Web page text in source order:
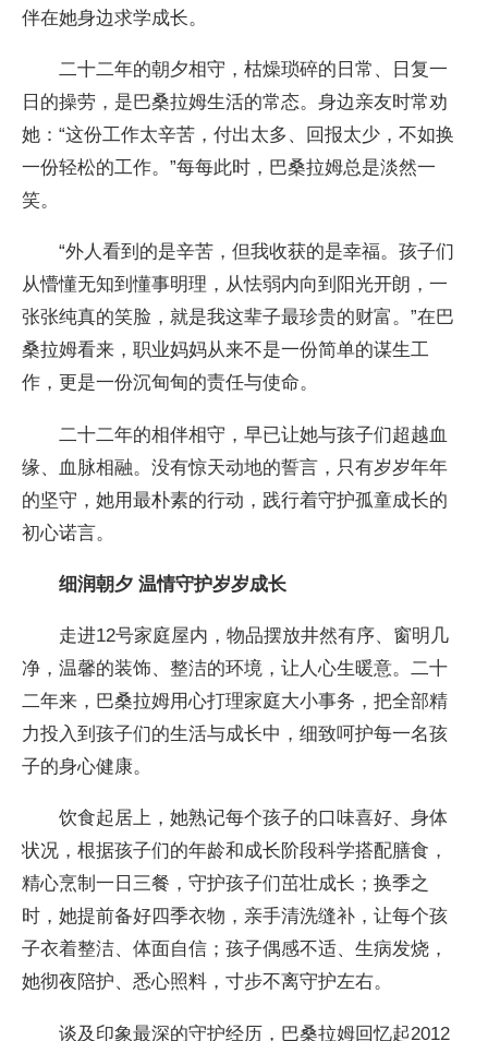
伴在她身边求学成长。
二十二年的朝夕相守，枯燥琐碎的日常、日复一
日的操劳，是巴桑拉姆生活的常态。身边亲友时常劝
她：“这份工作太辛苦，付出太多、回报太少，不如换
一份轻松的工作。”每每此时，巴桑拉姆总是淡然一
笑。
“外人看到的是辛苦，但我收获的是幸福。孩子们
从懵懂无知到懂事明理，从怯弱内向到阳光开朗，一
张张纯真的笑脸，就是我这辈子最珍贵的财富。”在巴
桑拉姆看来，职业妈妈从来不是一份简单的谋生工
作，更是一份沉甸甸的责任与使命。
二十二年的相伴相守，早已让她与孩子们超越血
缘、血脉相融。没有惊天动地的誓言，只有岁岁年年
的坚守，她用最朴素的行动，践行着守护孤童成长的
初心诺言。
细润朝夕 温情守护岁岁成长
走进12号家庭屋内，物品摆放井然有序、窗明几
净，温馨的装饰、整洁的环境，让人心生暖意。二十
二年来，巴桑拉姆用心打理家庭大小事务，把全部精
力投入到孩子们的生活与成长中，细致呵护每一名孩
子的身心健康。
饮食起居上，她熟记每个孩子的口味喜好、身体
状况，根据孩子们的年龄和成长阶段科学搭配膳食，
精心烹制一日三餐，守护孩子们茁壮成长；换季之
时，她提前备好四季衣物，亲手清洗缝补，让每个孩
子衣着整洁、体面自信；孩子偶感不适、生病发烧，
她彻夜陪护、悉心照料，寸步不离守护左右。
谈及印象最深的守护经历，巴桑拉姆回忆起2012